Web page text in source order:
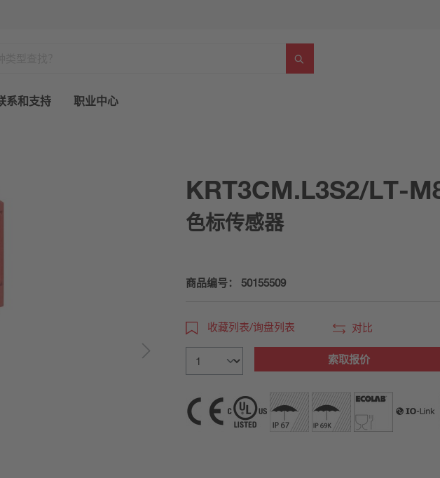
系和支持 职业中心
图片可能不同
KRT3CM.L3S2/LT-
色标传感器
商品编号： 50155509
收藏列表/询盘列表 对比
索取报价